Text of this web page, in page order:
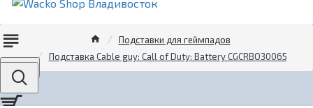
Menu
Подставки для геймпадов
Подставка Cable guy: Call of Duty: Battery CGCRBO30065